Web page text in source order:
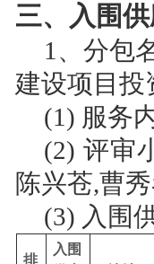
三、入围
1 、分包
建设项目投
(1) 服务
(2) 评审
陈兴苍,曹
(3) 入围
排
入围